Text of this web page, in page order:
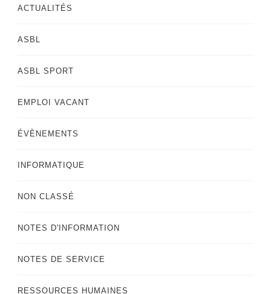
ACTUALITÉS
ASBL
ASBL SPORT
EMPLOI VACANT
ÉVÈNEMENTS
INFORMATIQUE
NON CLASSÉ
NOTES D'INFORMATION
NOTES DE SERVICE
RESSOURCES HUMAINES